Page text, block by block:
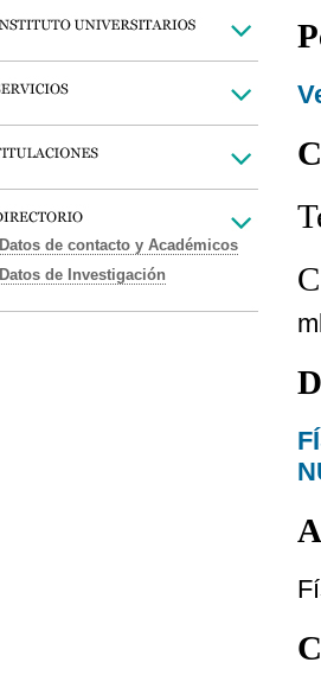
Datos de contacto y Académicos
Datos de Investigación